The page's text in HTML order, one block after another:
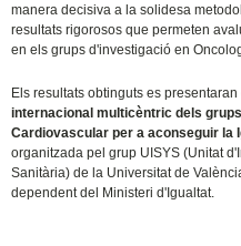
manera decisiva a la solidesa
resultats rigorosos que permeten
en els grups d'investigació en
Els resultats obtinguts es
internacional multicèntric dels
Cardiovascular per a aconseguir la
organitzada pel grup UISYS (Unitat
Sanitària) de la Universitat de
dependent del Ministeri d'Igualtat.